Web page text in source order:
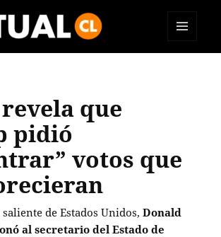
que
pidió
votos que
de Estados Unidos,Donald
al secretario del Estado de